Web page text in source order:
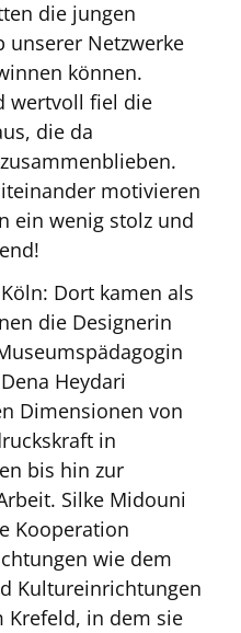
die jungen
unserer Netzwerke
können.
wertvoll fiel die
die da
motivieren
ein wenig stolz und
Dort kamen als
die Designerin
Heydari
Dimensionen von
in
bis hin zur
Silke Midouni
Kooperation
wie dem
Kultureinrichtungen
Krefeld, in dem sie